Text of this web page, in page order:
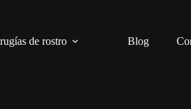
de rostro Blog